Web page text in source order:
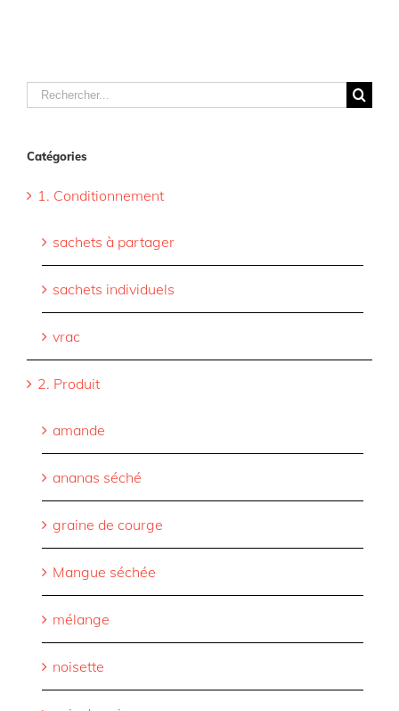
Rechercher
Catégories
1. Conditionnement
sachets à partager
sachets individuels
vrac
2. Produit
amande
ananas séché
graine de courge
Mangue séchée
mélange
noisette